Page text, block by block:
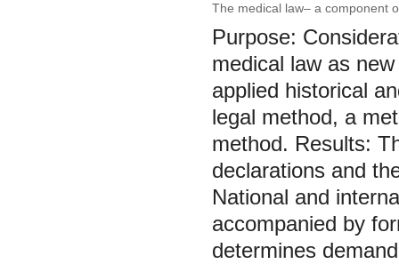
The medical law– a component
Purpose:
medical law as
applied historical
legal method, a
method. Results:
declarations and
National and
accompanied by
determines